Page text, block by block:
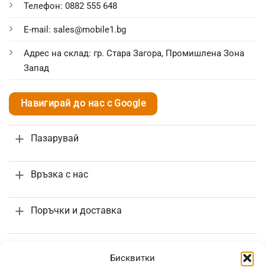
Бисквитки
Телефон: 0882 555 648
E-mail: sales@mobile1.bg
Адрес на склад: гр. Стара Загора, Промишлена Зона
Запад
Навигирай до нас с Google
Пазарувай
Връзка с нас
Поръчки и доставка